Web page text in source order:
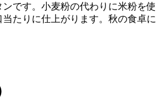
です。小麦粉の代わりに米粉を使
たりに仕上がります。秋の食卓に